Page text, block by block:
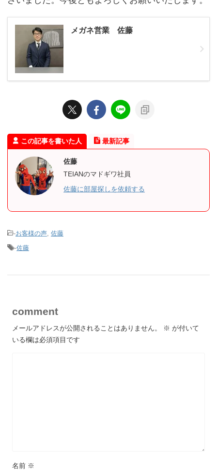
メガネ営業 佐藤
この記事を書いた人 最新記事
佐藤
TEIANのマドギワ社員
佐藤に部屋探しを依頼する
-お客様の声 佐藤
-佐藤
comment
メールアドレスが公開されることはありません。 ※ が付いて
いる欄は必須項目です
名前 ※